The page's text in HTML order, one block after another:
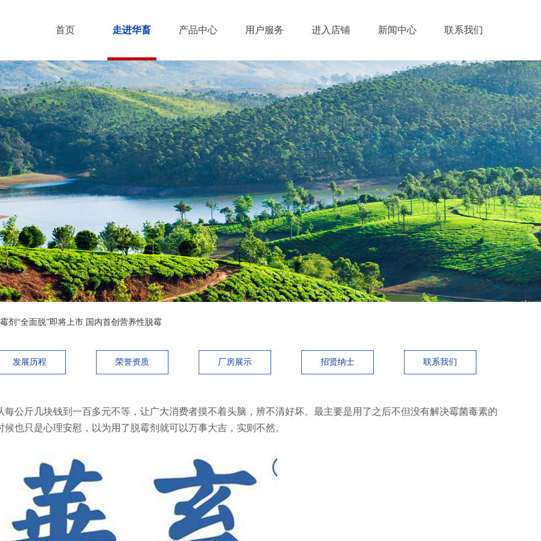
首页 走进华畜 产品中心 用户服务 进入店铺 新闻中心 联系我们
剂“全面脱”即将上市 国内首创营养性脱霉
发展历程 荣誉资质 厂房展示 招贤纳士 联系我们
斤几块钱到一百多元不等，让广大消费者摸不着头脑，辨不清好坏。最主要是用了之后不但没有解决霉菌毒素的
也只是心理安慰，以为用了脱霉剂就可以万事大吉，实则不然。